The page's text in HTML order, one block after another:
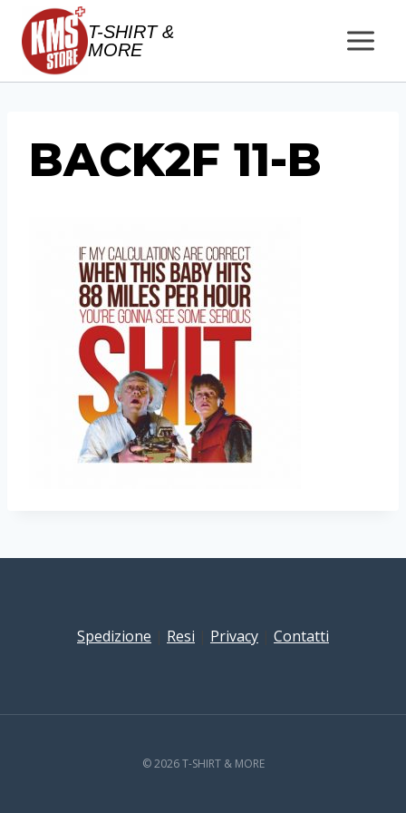
Salta
contenuto
T-SHIRT &
MORE
BACK2F 11-B
Spedizione Resi Privacy Contatti
© 2026 T-SHIRT & MORE